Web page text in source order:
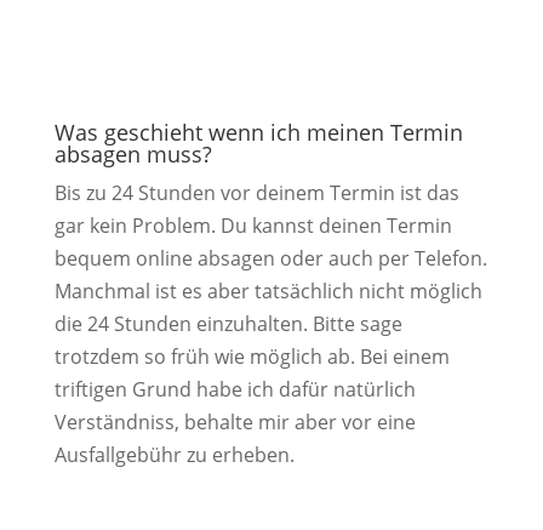
Was geschieht wenn ich meinen Termin
absagen muss?
Bis zu 24 Stunden vor deinem Termin ist das
gar kein Problem. Du kannst deinen Termin
bequem online absagen oder auch per Telefon.
Manchmal ist es aber tatsächlich nicht möglich
die 24 Stunden einzuhalten. Bitte sage
trotzdem so früh wie möglich ab. Bei einem
triftigen Grund habe ich dafür natürlich
Verständniss, behalte mir aber vor eine
Ausfallgebühr zu erheben.